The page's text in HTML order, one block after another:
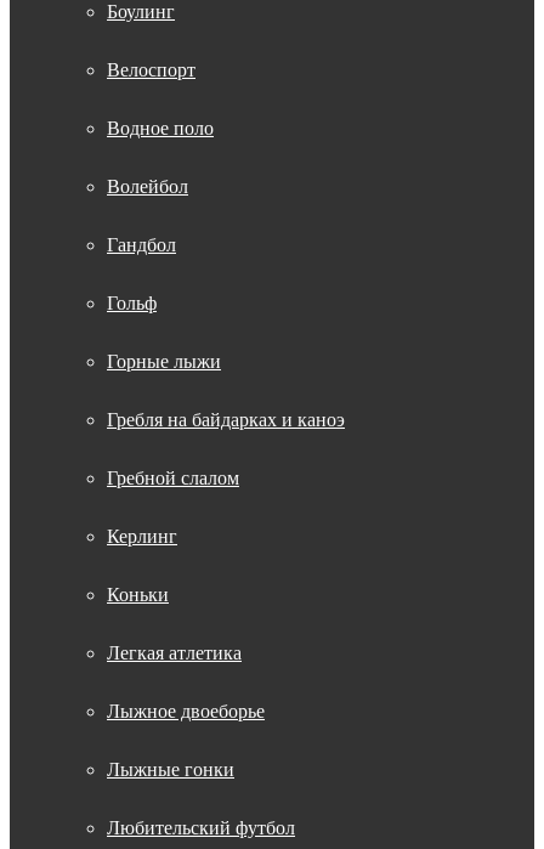
Боулинг
Велоспорт
Водное поло
Волейбол
Гандбол
Гольф
Горные лыжи
Гребля на байдарках и каноэ
Гребной слалом
Керлинг
Коньки
Легкая атлетика
Лыжное двоеборье
Лыжные гонки
Любительский футбол